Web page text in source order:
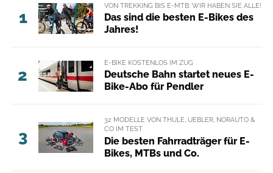
1
VON TREKKING BIS E-MTB: WIR HABEN SIE ALLE!
Das sind die besten E-Bikes des
Jahres!
2
E-BIKE KOSTENLOS IM ZUG
Deutsche Bahn startet neues E-
Bike-Abo für Pendler
3
32 MODELLE VON THULE, UEBLER, NORAUTO &
CO IM TEST
Die besten Fahrradträger für E-
Bikes, MTBs und Co.